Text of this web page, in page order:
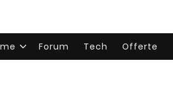
Forum Tech Offerte